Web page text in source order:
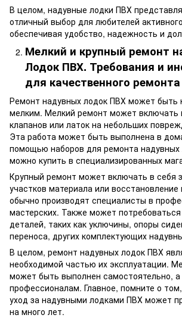
В целом, надувные лодки ПВХ
отличный выбор для любителей
обеспечивая удобство, надежность и
Мелкий и крупный ремонт
Лодок ПВХ. Требования и
для качественного ремонта
Ремонт надувных лодок ПВХ может быть
мелким. Мелкий ремонт может включать
клапанов или латок на небольших
Эта работа может быть выполнена в
помощью наборов для ремонта надувных
можно купить в специализированных
Крупный ремонт может включать в себя
участков материала или
обычно производят специалисты в
мастерских. Также может
деталей, таких как уключины, опоры
переноса, других комплектующих
В целом, ремонт надувных лодок ПВХ
необходимой частью их эксплуатации.
может быть выполнен самостоятельно,
профессионалам. Главное, помните о
уход за надувными лодками ПВХ может
на много лет.